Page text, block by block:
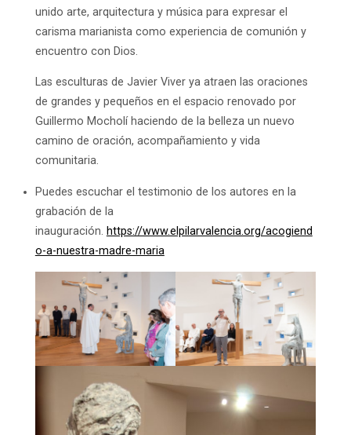
unido arte, arquitectura y música para expresar el
carisma marianista como experiencia de comunión y
encuentro con Dios.
Las esculturas de Javier Viver ya atraen las oraciones
de grandes y pequeños en el espacio renovado por
Guillermo Mocholí haciendo de la belleza un nuevo
camino de oración, acompañamiento y vida
comunitaria.
Puedes escuchar el testimonio de los autores en la
grabación de la
inauguración. https://www.elpilarvalencia.org/acogiend
o-a-nuestra-madre-maria